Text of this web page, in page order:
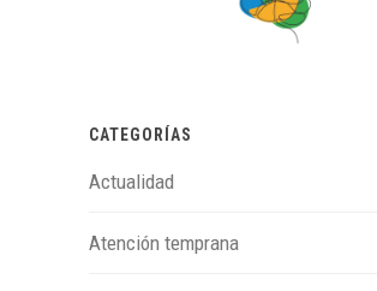
CATEGORÍAS
Actualidad
Atención temprana